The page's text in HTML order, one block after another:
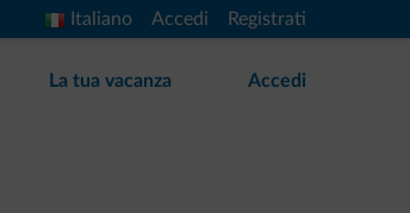
Italiano Accedi Registrati
La tua vacanza Accedi